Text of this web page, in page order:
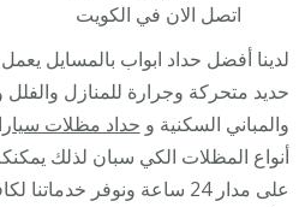
اتصل الان في الكويت
لدينا أفضل حداد ابواب بالمسايل
حديد متحركة وجرارة للمنازل
والمباني السكنية و حداد مظلات
أنواع المظلات الكي سبان لذلك
على مدار 24 ساعة ونوفر